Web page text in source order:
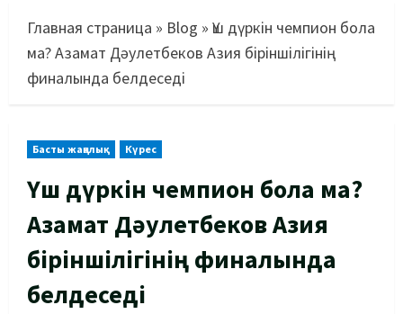
Главная страница » Blog » Үш дүркін чемпион бола
ма? Азамат Дәулетбеков Азия біріншілігінің
финалында белдеседі
Басты жаңалық Күрес
Үш дүркін чемпион бола ма?
Азамат Дәулетбеков Азия
біріншілігінің финалында
белдеседі